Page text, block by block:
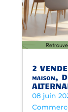
2
maison,
08 juin